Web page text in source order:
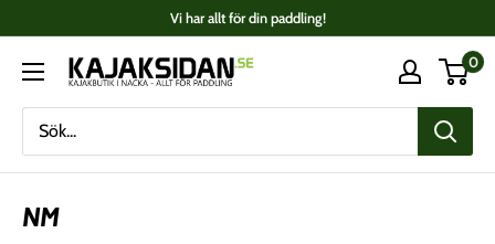
innehåll
Vi har allt för din paddling!
Kajaksidan
0
NM